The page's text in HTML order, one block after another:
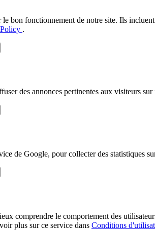
bon fonctionnement de notre site. Ils
.
des annonces pertinentes aux visiteurs
de Google, pour collecter des statistiques
comprendre le comportement des
plus sur ce service dans Conditions